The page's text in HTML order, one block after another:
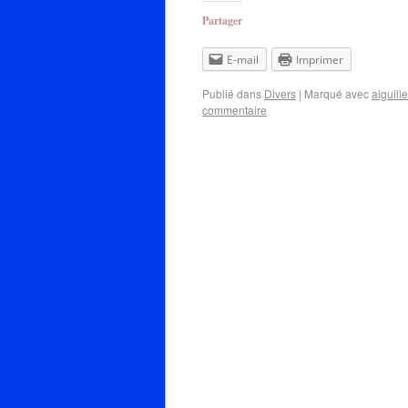
Partager
E-mail Imprimer
Publié dans Divers | Marqué avec
commentaire